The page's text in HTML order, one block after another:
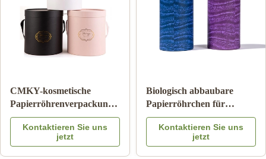
CMKY-kosmetische
Papierröhrenverpackung,
Luxuszylinder-Verpacken
Artpaper
Kontaktieren Sie uns
jetzt
Biologisch abbaubare
Papierröhrchen für
Kraftkarton-
Röhrchenverpackungen
Kontaktieren Sie uns
jetzt